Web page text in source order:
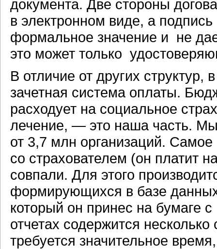
документа. Две стороны
в электронном виде, а
формальное значение и не
это может только
В отличие от других структур,
зачетная система оплаты.
расходует на социальное
лечение, — это наша часть.
от 3,7 млн организаций.
со страхователем (он платит
совпали. Для этого
формирующихся в базе
который он принес на бумаге
отчетах содержится
требуется значительное